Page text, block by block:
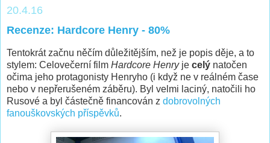
20.4.16
Recenze: Hardcore Henry - 80%
Tentokrát začnu něčím důležitějším, než je popis děje, a to
stylem: Celovečerní film Hardcore Henryje celý natočen
očima jeho protagonisty Henryho (i když ne v reálném čase
nebo v nepřerušeném záběru). Byl velmi laciný, natočili ho
Rusové a byl částečně financován z dobrovolných
fanouškovských příspěvků.